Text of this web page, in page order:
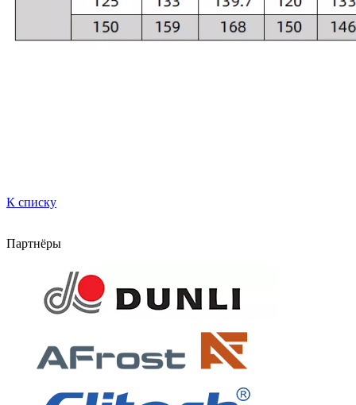
К списку
Партнёры